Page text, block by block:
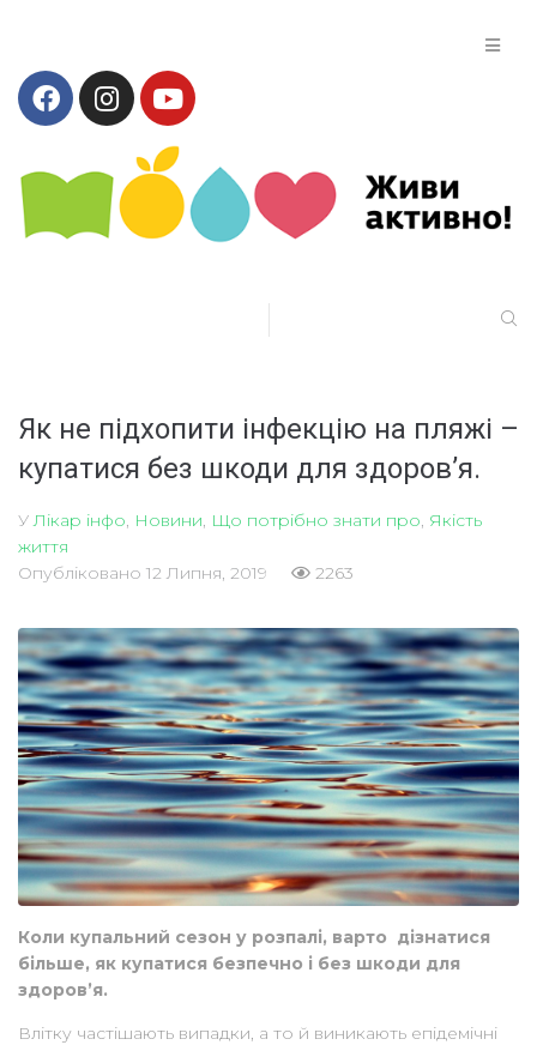
Як не підхопити інфекцію на пляжі –
купатися без шкоди для здоров’я.
У Лікар інфо Новини Що потрібно знати про Якість
життя
Опубліковано 12 Липня, 2019 2263
Коли купальний сезон у розпалі, варто дізнатися
більше, як купатися безпечно і без шкоди для
здоров’я.
Влітку частішають випадки, а то й виникають епідемічні